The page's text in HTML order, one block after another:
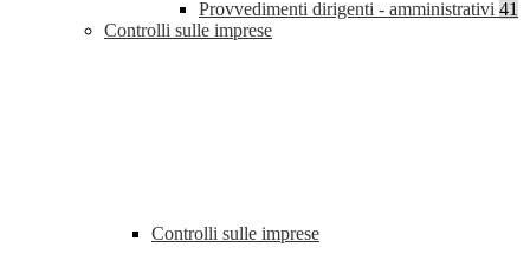
Provvedimenti dirigenti - amministrativi 41
Controlli sulle imprese
Controlli sulle imprese